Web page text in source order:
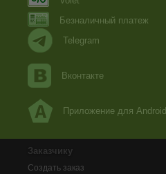
Безналичный платеж
Telegram
Вконтакте
Приложение для Android
Заказчику
Создать заказ